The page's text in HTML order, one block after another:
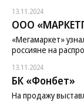
13.11.2024
ООО
«Мегамаркет»
россияне на
13.11.2024
БК «Фонбет»
На продажу